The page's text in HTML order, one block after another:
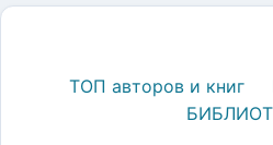
ТОП авторов и книг